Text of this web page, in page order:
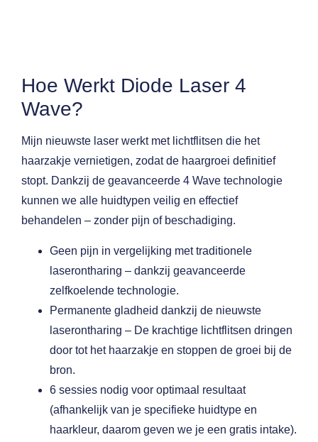
Hoe Werkt Diode Laser 4
Wave?
Mijn nieuwste laser werkt met lichtflitsen die het
haarzakje vernietigen, zodat de haargroei definitief
stopt. Dankzij de geavanceerde 4 Wave technologie
kunnen we alle huidtypen veilig en effectief
behandelen – zonder pijn of beschadiging.
Geen pijn in vergelijking met traditionele
laserontharing – dankzij geavanceerde
zelfkoelende technologie.
Permanente gladheid dankzij de nieuwste
laserontharing – De krachtige lichtflitsen dringen
door tot het haarzakje en stoppen de groei bij de
bron.
6 sessies nodig voor optimaal resultaat
(afhankelijk van je specifieke huidtype en
haarkleur, daarom geven we je een gratis intake).